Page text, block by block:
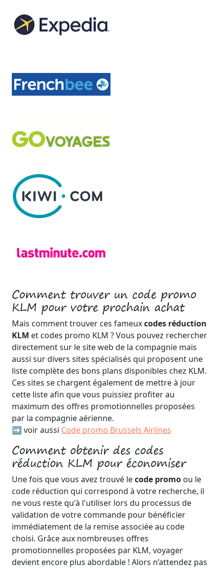
Comment trouver un code promo
KLM pour votre prochain achat
Mais comment trouver ces fameuxcodes réduction
KLM et codes promo KLM ? Vous pouvez rechercher
directement sur le site web de la compagnie mais
aussi sur divers sites spécialisés qui proposent une
liste complète des bons plans disponibles chez KLM.
Ces sites se chargent également de mettre à jour
cette liste afin que vous puissiez profiter au
maximum des offres promotionnelles proposées
par la compagnie aérienne.
➡️ voir aussi Code promo Brussels Airlines
Comment obtenir des codes
réduction KLM pour économiser
Une fois que vous avez trouvé lecode promo ou le
code réduction qui correspond à votre recherche, il
ne vous reste qu'à l'utiliser lors du processus de
validation de votre commande pour bénéficier
immédiatement de la remise associée au code
choisi. Grâce aux nombreuses offres
promotionnelles proposées par KLM, voyager
devient encore plus abordable ! Alors n’attendez pas